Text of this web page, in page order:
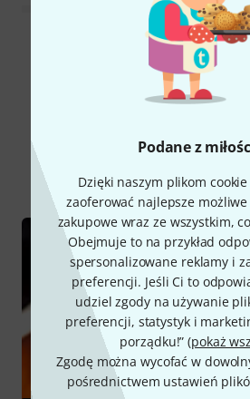
Podane z
Dzięki naszym plikom
zaoferować najlepsze
zakupowe wraz ze wszystkim,
Obejmuje to na przykład
spersonalizowane reklamy i
preferencji. Jeśli Ci to
udziel zgody na używanie
preferencji, statystyk i
porządku!” (pokaż
Zgodę można wycofać w
pośrednictwem ustawień
Wszystkie oceny
Wszystko